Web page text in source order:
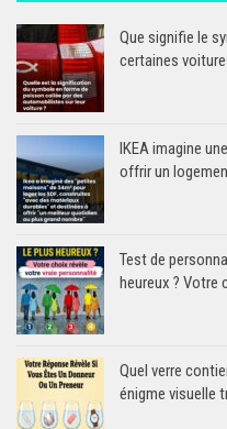
Que signifie le
certaines
IKEA imagine
offrir un
Test de
heureux ? Votre
Quel verre
énigme visuelle